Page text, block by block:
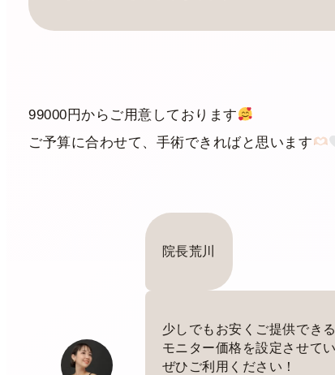
99000円からご用意しております
ご予算に合わせて、手術できればと思います
院長荒川
少しでもお安くご提供できる
モニター価格を設定させて
ぜひご利用ください！